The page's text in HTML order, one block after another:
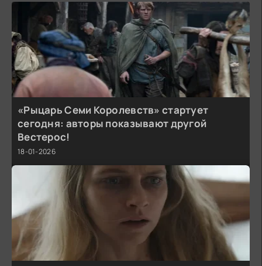
«Рыцарь Семи Королевств» стартует
сегодня: авторы показывают другой
Вестерос!
18-01-2026